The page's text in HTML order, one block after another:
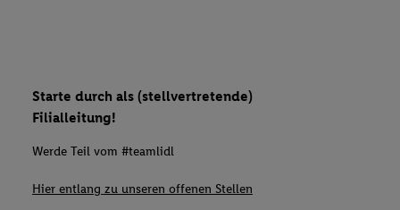
Starte durch als (stellvertretende)
Filialleitung!
Werde Teil vom #teamlidl
Hier entlang zu unseren offenen Stellen